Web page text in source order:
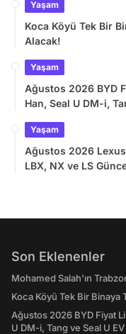
Yaşam
Koca Köyü Tek Bir
Alacak!
Yaşam
Ağustos 2026 BYD
Han, Seal U DM-i,
Yaşam
Ağustos 2026 Lexus
LBX, NX ve LS
Son Eklenenler
Mohamed Salah'ın
Koca Köyü Tek Bir Binaya
Ağustos 2026 BYD Fiyat
U DM-i, Tang ve Seal U